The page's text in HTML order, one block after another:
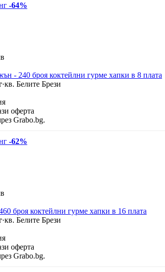
-64%
- 240 броя коктейлни гурме хапки в 8 плата
·кв. Белите Брези
оферта
Grabo.bg.
-62%
броя коктейлни гурме хапки в 16 плата
·кв. Белите Брези
оферта
Grabo.bg.